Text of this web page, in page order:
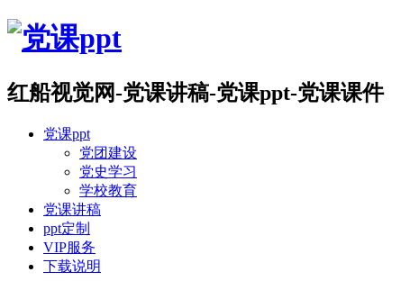
红船视觉网-党课讲稿-党课ppt-党课课件
党课ppt
党团建设
党史学习
学校教育
党课讲稿
ppt定制
VIP服务
下载说明